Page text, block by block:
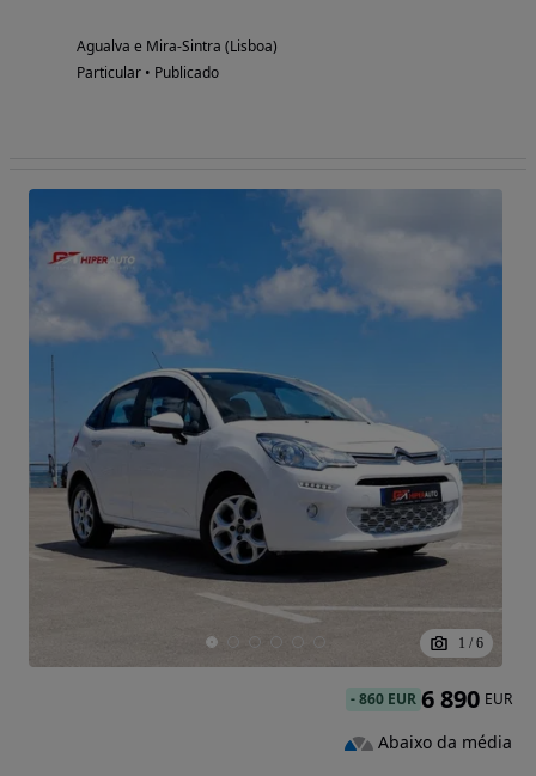
Agualva e Mira-Sintra (Lisboa)
Particular • Publicado
1 / 6
-860 EUR 6 890 EUR
Abaixo da média